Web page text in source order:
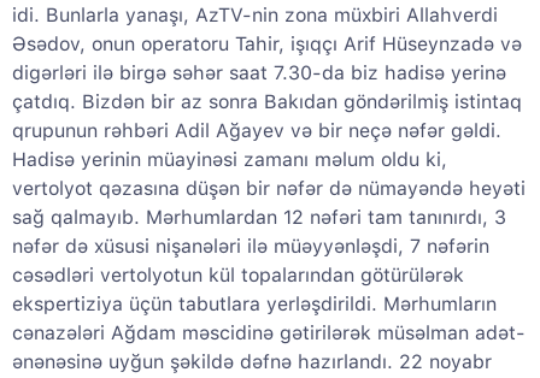
idi. Bunlarla yanaşı, AzTV-nin zona müxbiri Allahverdi
Əsədov, onun operatoru Tahir, işıqçı Arif Hüseynzadə və
digərləri ilə birgə səhər saat 7.30-da biz hadisə yerinə
çatdıq. Bizdən bir az sonra Bakıdan göndərilmiş istintaq
qrupunun rəhbəri Adil Ağayev və bir neçə nəfər gəldi.
Hadisə yerinin müayinəsi zamanı məlum oldu ki,
vertolyot qəzasına düşən bir nəfər də nümayəndə heyəti
sağ qalmayıb. Mərhumlardan 12 nəfəri tam tanınırdı, 3
nəfər də xüsusi nişanələri ilə müəyyənləşdi, 7 nəfərin
cəsədləri vertolyotun kül topalarından götürülərək
ekspertiziya üçün tabutlara yerləşdirildi. Mərhumların
cənazələri Ağdam məscidinə gətirilərək müsəlman adət-
ənənəsinə uyğun şəkildə dəfnə hazırlandı. 22 noyabr